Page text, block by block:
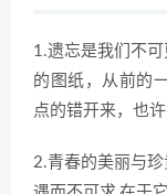
1.遗忘是我们不
的图纸，从前的
点的错开来，也
2.青春的美丽与珍